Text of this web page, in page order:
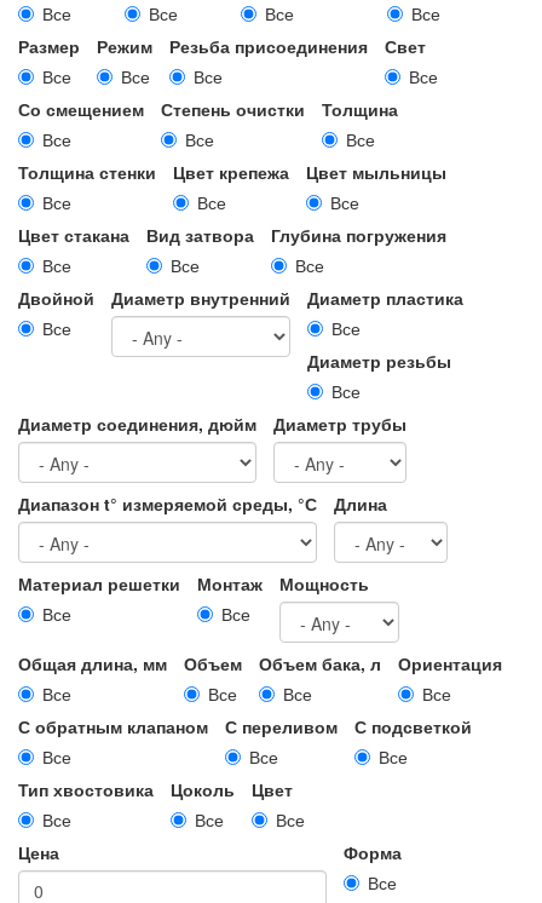
Все
Все
Все
Все
Размер
Все
Режим
Все
Резьба присоединения
Все
Свет
Все
Со смещением
Все
Степень очистки
Все
Толщина
Все
Толщина стенки
Все
Цвет крепежа
Все
Цвет мыльницы
Все
Цвет стакана
Все
Вид затвора
Все
Глубина погружения
Все
Двойной
Все
Диаметр внутренний
Диаметр пластика
Все
Диаметр резьбы
Все
Диаметр соединения, дюйм
Диаметр трубы
Диапазон t° измеряемой среды, °С Длина
Материал решетки
Все
Монтаж
Все
Мощность
Общая длина, мм
Все
Объем
Все
Объем бака, л
Все
Ориентация
Все
С обратным клапаном
Все
С переливом
Все
С подсветкой
Все
Тип хвостовика
Все
Цоколь
Все
Цвет
Все
Цена
Форма
Все